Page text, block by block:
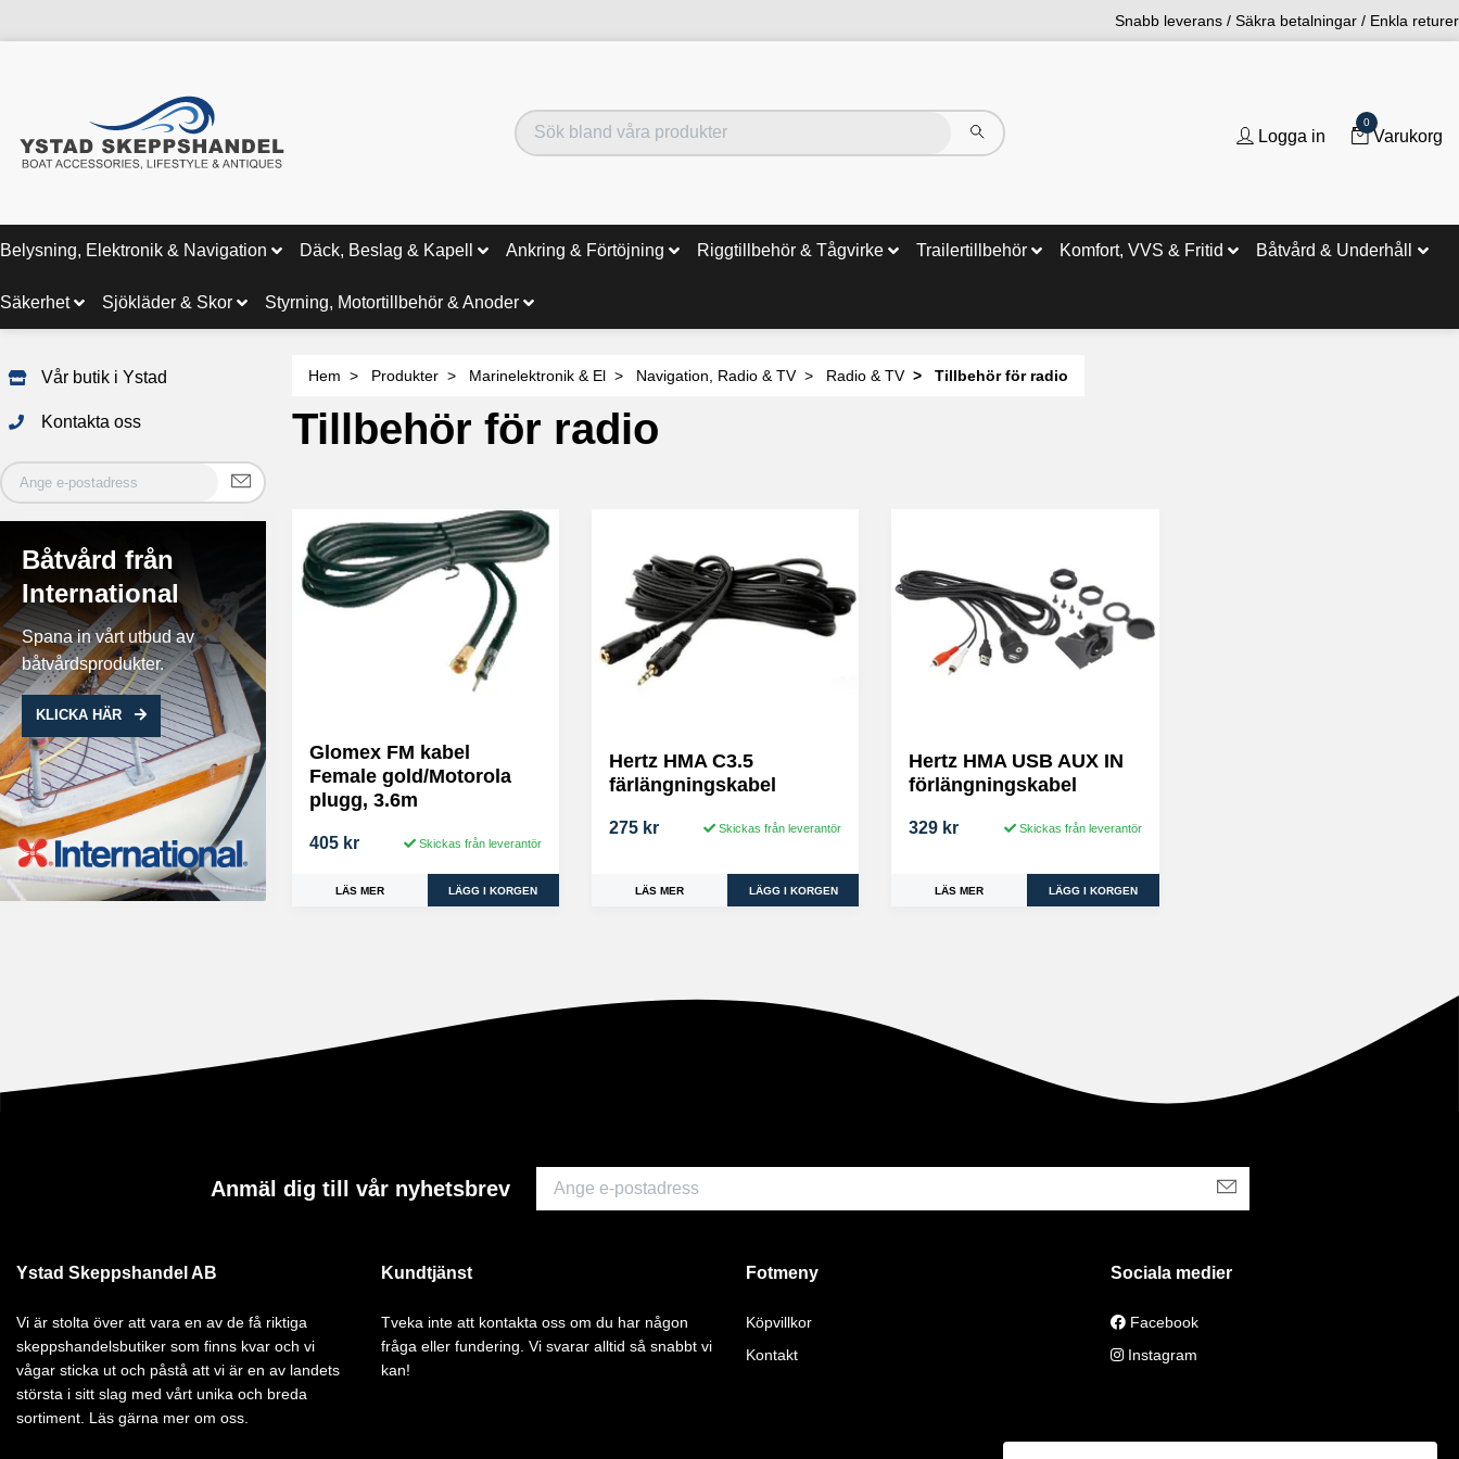
Snabb leverans / Säkra betalningar / Enkla returer
Logga in
0
Varukorg
Belysning, Elektronik & Navigation Däck, Beslag & Kapell Ankring & Förtöjning Riggtillbehör & Tågvirke Trailertillbehör Komfort, VVS & Fritid Båtvård & Underhåll
Säkerhet Sjökläder & Skor Styrning, Motortillbehör & Anoder
Vår butik i Ystad
Kontakta oss
Båtvård från
International
Spana in vårt utbud av
båtvårdsprodukter.
KLICKA HÄR
Hem Produkter Marinelektronik & El Navigation, Radio & TV Radio & TV Tillbehör för radio
Tillbehör för radio
Glomex FM kabel
Female gold/Motorola
plugg, 3.6m
405 kr Skickas från leverantör
LÄS MER
Hertz HMA C3.5
färlängningskabel
275 kr Skickas från leverantör
LÄS MER
Hertz HMA USB AUX IN
förlängningskabel
329 kr Skickas från leverantör
LÄS MER
Anmäl dig till vår nyhetsbrev
Ystad Skeppshandel AB
Vi är stolta över att vara en av de få riktiga
skeppshandelsbutiker som finns kvar och vi
vågar sticka ut och påstå att vi är en av landets
största i sitt slag med vårt unika och breda
sortiment. Läs gärna mer om oss.
Kundtjänst
Tveka inte att kontakta oss om du har någon
fråga eller fundering. Vi svarar alltid så snabbt vi
kan!
Fotmeny
Köpvillkor
Kontakt
Sociala medier
Facebook
Instagram